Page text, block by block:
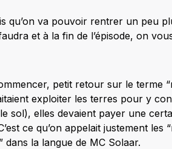
qu’on va pouvoir rentrer un peu
et à la fin de l’épisode, on
petit retour sur le terme
exploiter les terres pour y
sol), elles devaient payer une
ce qu’on appelait justement les
dans la langue de MC Solaar.